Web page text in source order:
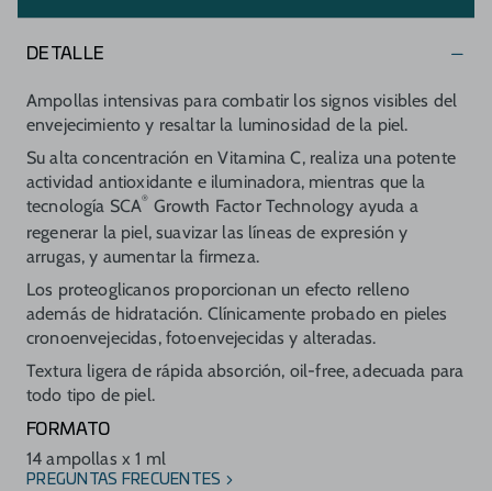
DETALLE
Ampollas intensivas para combatir los signos visibles del
envejecimiento y resaltar la luminosidad de la piel.
Su alta concentración en Vitamina C, realiza una potente
actividad antioxidante e iluminadora, mientras que la
tecnología SCA® Growth Factor Technology ayuda a
regenerar la piel, suavizar las líneas de expresión y
arrugas, y aumentar la firmeza.
Los proteoglicanos proporcionan un efecto relleno
además de hidratación. Clínicamente probado en pieles
cronoenvejecidas, fotoenvejecidas y alteradas.
Textura ligera de rápida absorción, oil-free, adecuada para
todo tipo de piel.
FORMATO
14 ampollas x 1 ml
PREGUNTAS FRECUENTES